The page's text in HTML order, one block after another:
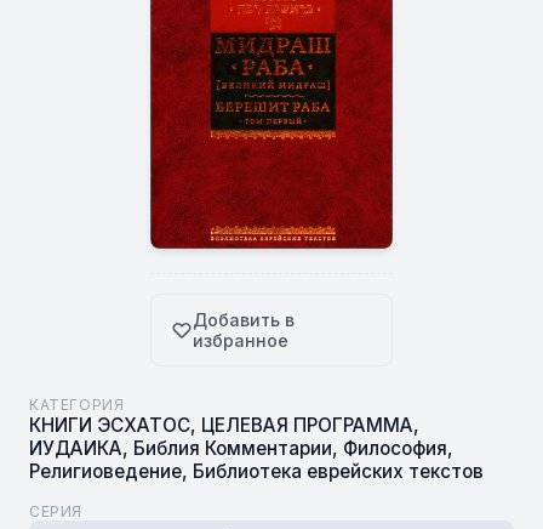
Добавить в
избранное
КАТЕГОРИЯ
КНИГИ ЭСХАТОС, ЦЕЛЕВАЯ ПРОГРАММА,
ИУДАИКА, Библия Комментарии, Философия,
Религиоведение, Библиотека еврейских текстов
СЕРИЯ